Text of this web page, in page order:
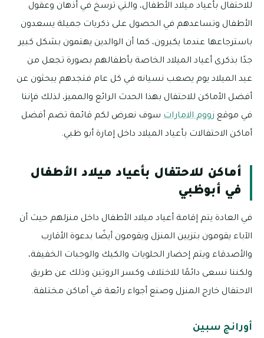
للاحتفال بأعياد ميلاد الأطفال، والتي ترسخ في أذهان وعقول
الأطفال وتساعدهم في الحصول على ذكريات جميلة يسعدون
باسترجاعها عندما يكبرون، كما أن الوالدين يهتمون بشكل كبير
جدًا بذكرى أعياد الميلاد الخاصة بأطفالهم بصورة تجعل من
عيد الميلاد يوم يصعب نسيانه في كل عام فتجدهم يبحثون عن
أفضل الأماكن للاحتفال بهذا الحدث الرائع والمميز، لذلك فإننا
في موقع زووم الامارات سوف نعرض لكم قائمة تضم أفضل
أماكن الاحتفالات بأعياد الميلاد داخل إمارة أبو ظبي.
أماكن للاحتفال بأعياد ميلاد الأطفال
في أبوظبي
في العادة يتم إقامة أعياد ميلاد الأطفال داخل منزلهم حيث أن
الآباء يقومون بتزيين المنزل ويقومون أيضًا بدعوة الأقارب
والأصدقاء ويتم إحضار الحلويات والكيك والوجبات الخفيفة،
ولكننا نسعى دائمًا للاختلاف وكسر الروتين وذلك عن طريق
الاحتفال خارج المنزل وصنع أجواء رائعة في أماكن مختلفة.
أورانج سبين